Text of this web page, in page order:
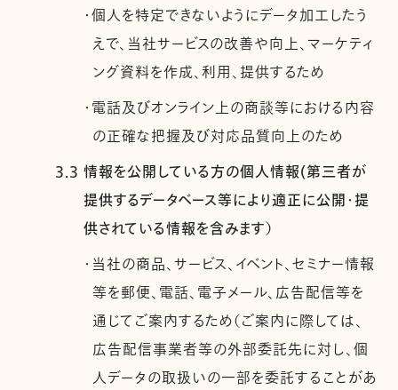
・個人を特定できないようにデータ加工したう
えで、当社サービスの改善や向上、マーケティ
ング資料を作成、利用、提供するため
・電話及びオンライン上の商談等における内容
の正確な把握及び対応品質向上のため
3.3 情報を公開している方の個人情報(第三者が
提供するデータベース等により適正に公開・提
供されている情報を含みます）
・当社の商品、サービス、イベント、セミナー情報
等を郵便、電話、電子メール、広告配信等を
通じてご案内するため（ご案内に際しては、
広告配信事業者等の外部委託先に対し、個
人データの取扱いの一部を委託することがあ